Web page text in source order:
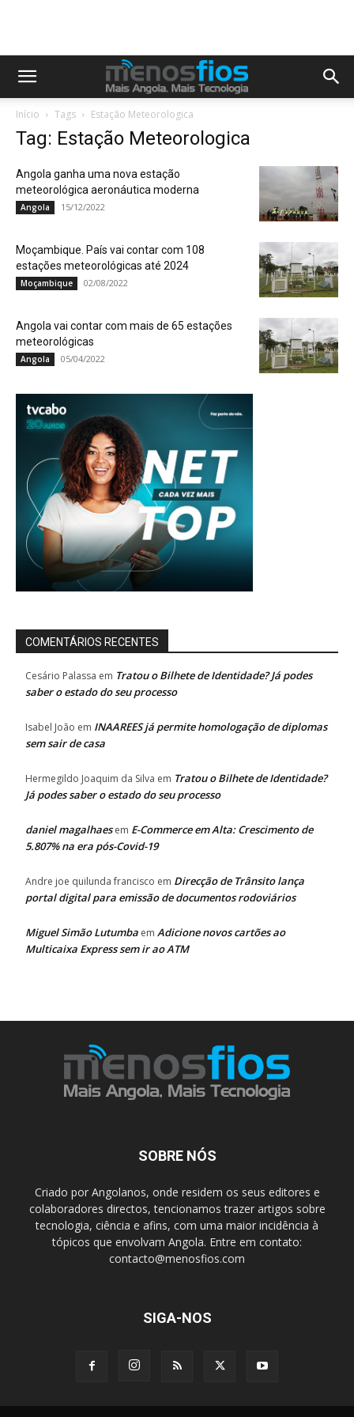
Início Tags Estação Meteorologica
Tag: Estação Meteorologica
Angola ganha uma nova estação
meteorológica aeronáutica moderna
Angola 15/12/2022
Moçambique. País vai contar com 108
estações meteorológicas até 2024
Moçambique 02/08/2022
Angola vai contar com mais de 65 estações
meteorológicas
Angola 05/04/2022
COMENTÁRIOS RECENTES
Cesário Palassa em Tratou o Bilhete de Identidade? Já podes
saber o estado do seu processo
Isabel João em INAAREES já permite homologação de diplomas
sem sair de casa
Hermegildo Joaquim da Silva em Tratou o Bilhete de Identidade?
Já podes saber o estado do seu processo
daniel magalhaesem E-Commerce em Alta: Crescimento de
5.807% na era pós-Covid-19
Andre joe quilunda francisco em Direcção de Trânsito lança
portal digital para emissão de documentos rodoviários
Miguel Simão Lutumba em Adicione novos cartões ao
Multicaixa Express sem ir ao ATM
SOBRE NÓS
Criado por Angolanos, onde residem os seus editores e
colaboradores directos, tencionamos trazer artigos sobre
tecnologia, ciência e afins, com uma maior incidência à
tópicos que envolvam Angola. Entre em contato:
contacto@menosfios.com
SIGA-NOS